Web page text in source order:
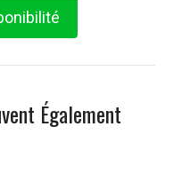
Également